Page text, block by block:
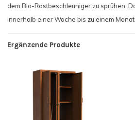
dem Bio-Rostbeschleuniger zu sprühen.
innerhalb einer Woche bis zu einem
Ergänzende Produkte